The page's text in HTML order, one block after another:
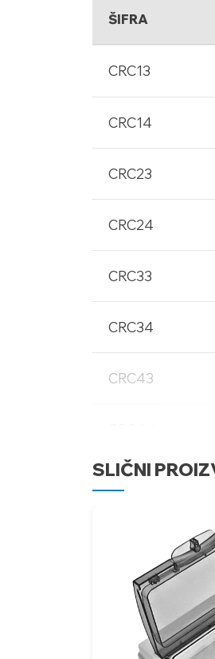
ŠIFRA
CRC13
CRC14
CRC23
CRC24
CRC33
CRC34
CRC43
CRC53
CRC63
CRC64
SLIČNI